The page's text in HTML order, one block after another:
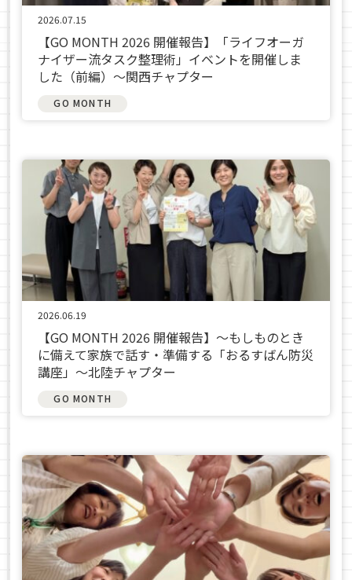
2026.07.15
【GO MONTH 2026 開催報告】「ライフオーガ
ナイザー流タスク整理術」イベントを開催しま
した（前編）～関西チャプター
GO MONTH
2026.06.19
【GO MONTH 2026 開催報告】～もしものとき
に備えて家族で話す・準備する「おるすばん防災
講座」～北陸チャプター
GO MONTH